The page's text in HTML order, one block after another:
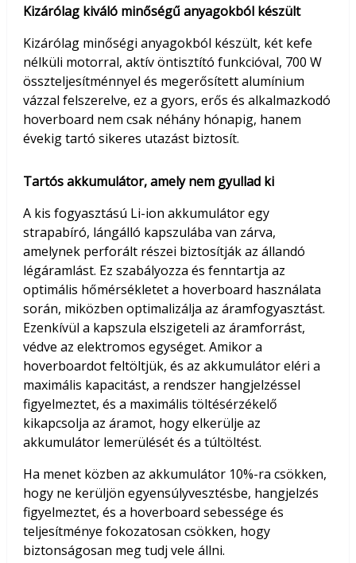
Kizárólag kiváló minőségű anyagokból készült
Kizárólag minőségi anyagokból készült, két kefe
nélküli motorral, aktív öntisztító funkcióval, 700 W
összteljesítménnyel és megerősített alumínium
vázzal felszerelve, ez a gyors, erős és alkalmazkodó
hoverboard nem csak néhány hónapig, hanem
évekig tartó sikeres utazást biztosít.
Tartós akkumulátor, amely nem gyullad ki
A kis fogyasztású Li-ion akkumulátor egy
strapabíró, lángálló kapszulába van zárva,
amelynek perforált részei biztosítják az állandó
légáramlást. Ez szabályozza és fenntartja az
optimális hőmérsékletet a hoverboard használata
során, miközben optimalizálja az áramfogyasztást.
Ezenkívül a kapszula elszigeteli az áramforrást,
védve az elektromos egységet. Amikor a
hoverboardot feltöltjük, és az akkumulátor eléri a
maximális kapacitást, a rendszer hangjelzéssel
figyelmeztet, és a maximális töltésérzékelő
kikapcsolja az áramot, hogy elkerülje az
akkumulátor lemerülését és a túltöltést.
Ha menet közben az akkumulátor 10%-ra csökken,
hogy ne kerüljön egyensúlyvesztésbe, hangjelzés
figyelmeztet, és a hoverboard sebessége és
teljesítménye fokozatosan csökken, hogy
biztonságosan meg tudj vele állni.